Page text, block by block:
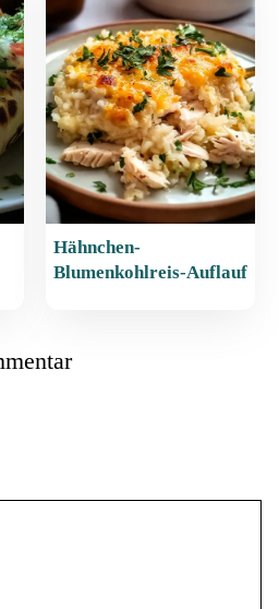
Hähnchen-
Blumenkohlreis-Auflauf